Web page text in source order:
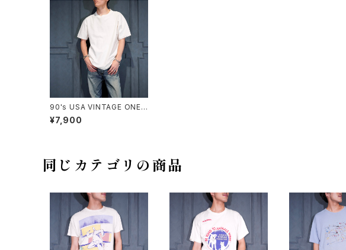
90's USA VINTAGE ONEI
TA SHADOW BORDER PA
TTERNED DESIGN T SHIR
¥7,900
同じカテゴリの商品